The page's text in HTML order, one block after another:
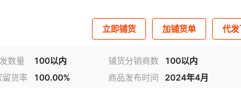
立即铺货 加铺货单 代
数量 100以内 铺货分销商数
100以内
留货率 100.00% 商品发布时间 2024年4月